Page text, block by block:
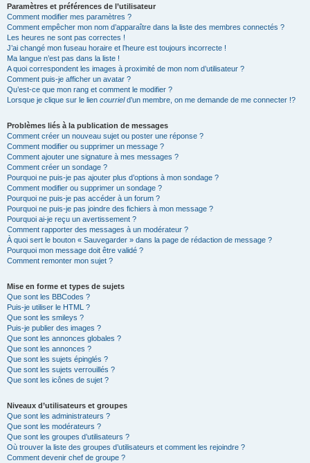
Paramètres et préférences de l’utilisateur
Comment modifier mes paramètres ?
Comment empêcher mon nom d’apparaître dans la liste des membres connectés ?
Les heures ne sont pas correctes !
J’ai changé mon fuseau horaire et l’heure est toujours incorrecte !
Ma langue n’est pas dans la liste !
A quoi correspondent les images à proximité de mon nom d’utilisateur ?
Comment puis-je afficher un avatar ?
Qu’est-ce que mon rang et comment le modifier ?
Lorsque je clique sur le lien courrield’un membre, on me demande de me connecter !?
Problèmes liés à la publication de messages
Comment créer un nouveau sujet ou poster une réponse ?
Comment modifier ou supprimer un message ?
Comment ajouter une signature à mes messages ?
Comment créer un sondage ?
Pourquoi ne puis-je pas ajouter plus d’options à mon sondage ?
Comment modifier ou supprimer un sondage ?
Pourquoi ne puis-je pas accéder à un forum ?
Pourquoi ne puis-je pas joindre des fichiers à mon message ?
Pourquoi ai-je reçu un avertissement ?
Comment rapporter des messages à un modérateur ?
À quoi sert le bouton « Sauvegarder » dans la page de rédaction de message ?
Pourquoi mon message doit être validé ?
Comment remonter mon sujet ?
Mise en forme et types de sujets
Que sont les BBCodes ?
Puis-je utiliser le HTML ?
Que sont les smileys ?
Puis-je publier des images ?
Que sont les annonces globales ?
Que sont les annonces ?
Que sont les sujets épinglés ?
Que sont les sujets verrouillés ?
Que sont les icônes de sujet ?
Niveaux d’utilisateurs et groupes
Que sont les administrateurs ?
Que sont les modérateurs ?
Que sont les groupes d’utilisateurs ?
Où trouver la liste des groupes d’utilisateurs et comment les rejoindre ?
Comment devenir chef de groupe ?